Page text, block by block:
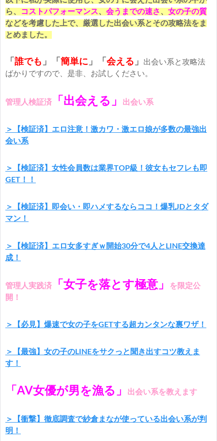
ら、
コストパフォーマンス、 会うまでの速さ、 女の子の質
などを考慮した上で、厳選した出会い系とその攻略法をま
とめました。
「 誰でも 」「 簡単に 」 「 会える 」
出会い系と攻略法
ばかりですので、是非、お試しください。
管理人検証済 「出会える」 出会い系
＞【検証済】エロ注意！激カワ・激エロ娘が多数の最強出
会い系
＞【検証済】女性会員数は業界TOP級！彼女もセフレも即
GET！！
＞【検証済】即会い・即ハメするならココ！爆乳JDとタダ
マン！
＞【検証済】エロ女多すぎｗ開始30分で4人とLINE交換達
成！
管理人実践済 「女子を落とす極意」
を限定公
開！
＞【必見】爆速で女の子をGETする超カンタンな裏ワザ！
＞【最強】女の子のLINEをサクっと聞き出すコツ教えま
す！
「AV女優が男を漁る」 出会い系を教えます
＞【衝撃】徹底調査で紗倉まなが使っている出会い系が判
明！